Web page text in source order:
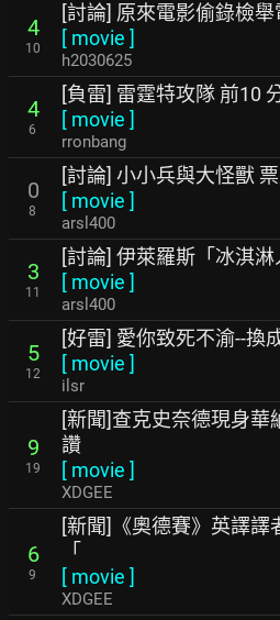
4
10
[討論] 原來電影偷錄檢
[ movie ]
h2030625
4
6
[負雷] 雷霆特攻隊 前10
[ movie ]
rronbang
0
8
[討論] 小小兵與大怪獸
[ movie ]
arsl400
3
11
[討論] 伊萊羅斯「冰淇
[ movie ]
arsl400
5
12
[好雷] 愛你致死不渝--換
[ movie ]
ilsr
9
19
[新聞]查克史奈德現身華
讚
[ movie ]
XDGEE
6
9
[新聞]《奧德賽》英譯
「
[ movie ]
XDGEE